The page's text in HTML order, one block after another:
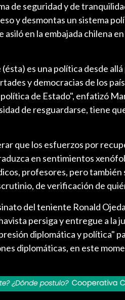
de seguridad y de
y desmontas un sistema
asiló en la embajada chilena
es una política desde
y democracias de los
de Estado", enfatizó
de resguardarse, tiene
que los esfuerzos por
en sentimientos
profesores, pero también
de verificación de
del teniente Ronald
persiga y entregue a la
diplomática y política"
diplomáticas, en este